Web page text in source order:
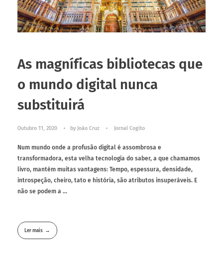
As magníficas bibliotecas que
o mundo digital nunca
substituirá
Outubro 11, 2020 by João Cruz Jornal Cogito
Num mundo onde a profusão digital é assombrosa e
transformadora, esta velha tecnologia do saber, a que chamamos
livro, mantém muitas vantagens: Tempo, espessura, densidade,
introspeção, cheiro, tato e história, são atributos insuperáveis. E
não se podem a ...
Ler mais